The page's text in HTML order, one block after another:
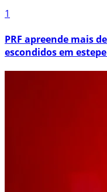
1
PRF apreende mais
escondidos em